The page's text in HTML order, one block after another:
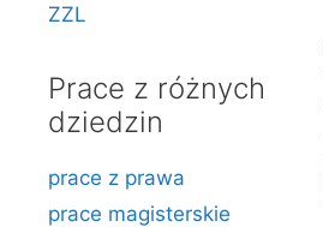
ZZL
Prace z różnych
dziedzin
prace z prawa
prace magisterskie